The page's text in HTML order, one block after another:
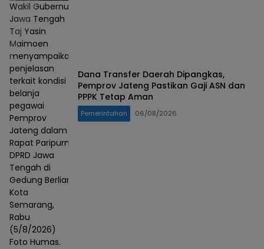
Wakil Gubernur
Jawa Tengah
Taj Yasin
Maimoen
menyampaikan
penjelasan
terkait kondisi
belanja
pegawai
Pemprov
Jateng dalam
Rapat Paripurna
DPRD Jawa
Tengah di
Gedung Berlian,
Kota
Semarang,
Rabu
(5/8/2026)
Foto Humas.
Dana Transfer Daerah Dipangkas,
Pemprov Jateng Pastikan Gaji ASN dan
PPPK Tetap Aman
Pemerintahan 06/08/2026